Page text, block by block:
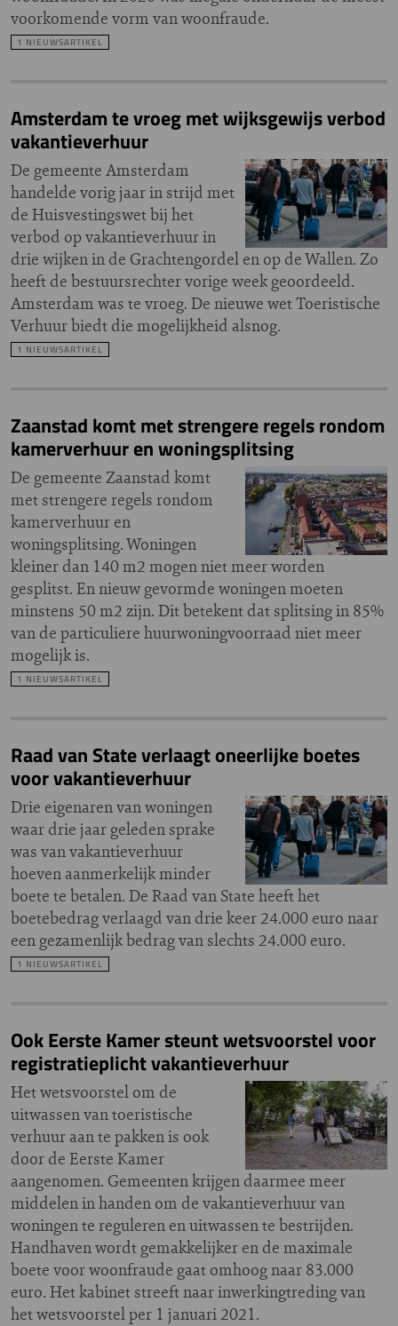
voorkomende vorm van woonfraude.
1 NIEUWSARTIKEL
Amsterdam te vroeg met wijksgewijs verbod
vakantieverhuur
De gemeente Amsterdam
handelde vorig jaar in strijd met
de Huisvestingswet bij het
verbod op vakantieverhuur in
drie wijken in de Grachtengordel en op de Wallen. Zo
heeft de bestuursrechter vorige week geoordeeld.
Amsterdam was te vroeg. De nieuwe wet Toeristische
Verhuur biedt die mogelijkheid alsnog.
1 NIEUWSARTIKEL
Zaanstad komt met strengere regels rondom
kamerverhuur en woningsplitsing
De gemeente Zaanstad komt
met strengere regels rondom
kamerverhuur en
woningsplitsing. Woningen
kleiner dan 140 m2 mogen niet meer worden
gesplitst. En nieuw gevormde woningen moeten
minstens 50 m2 zijn. Dit betekent dat splitsing in 85%
van de particuliere huurwoningvoorraad niet meer
mogelijk is.
1 NIEUWSARTIKEL
Raad van State verlaagt oneerlijke boetes
voor vakantieverhuur
Drie eigenaren van woningen
waar drie jaar geleden sprake
was van vakantieverhuur
hoeven aanmerkelijk minder
boete te betalen. De Raad van State heeft het
boetebedrag verlaagd van drie keer 24.000 euro naar
een gezamenlijk bedrag van slechts 24.000 euro.
1 NIEUWSARTIKEL
Ook Eerste Kamer steunt wetsvoorstel voor
registratieplicht vakantieverhuur
Het wetsvoorstel om de
uitwassen van toeristische
verhuur aan te pakken is ook
door de Eerste Kamer
aangenomen. Gemeenten krijgen daarmee meer
middelen in handen om de vakantieverhuur van
woningen te reguleren en uitwassen te bestrijden.
Handhaven wordt gemakkelijker en de maximale
boete voor woonfraude gaat omhoog naar 83.000
euro. Het kabinet streeft naar inwerkingtreding van
het wetsvoorstel per 1 januari 2021.